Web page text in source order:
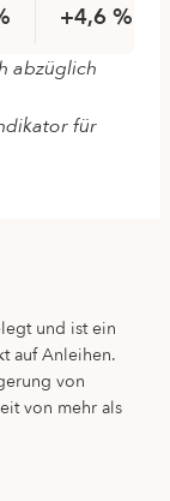
+4,6 %
abzüglich
für
und ist ein
auf Anleihen.
von
von mehr als